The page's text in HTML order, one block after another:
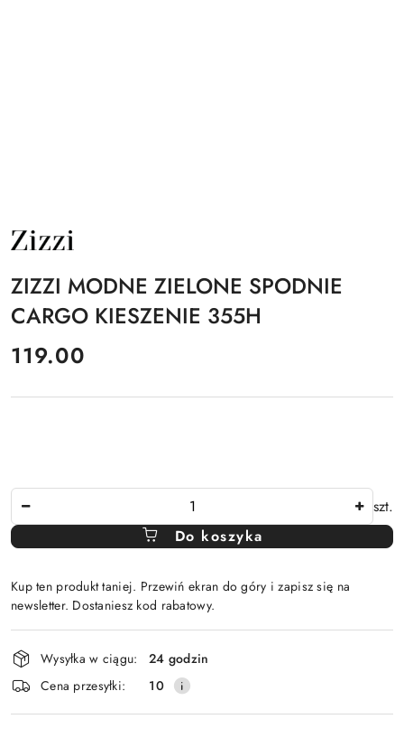
NAZWA
PRODUCENTA:
ZIZZI MODNE ZIELONE SPODNIE
CARGO KIESZENIE 355H
cena:
119.00
szt.
Do koszyka
Kup ten produkt taniej. Przewiń ekran do góry i zapisz się na
newsletter. Dostaniesz kod rabatowy.
Dostępność
i
dostawa
Wysyłka w ciągu:
24 godzin
Cena przesyłki:
10